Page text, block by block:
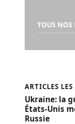
TOUS NOS
ARTICLES LES
Ukraine: la
États-Unis
Russie